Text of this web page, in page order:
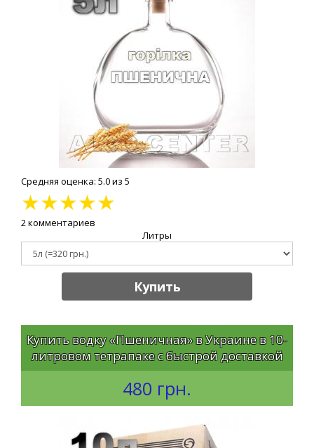
Средняя оценка: 5.0 из 5
★★★★★
2 комментариев
Литры
Купить
Купить водку «Пшеничная» в Украине в 10-
литровом тетрапаке с быстрой доставкой
480 грн.